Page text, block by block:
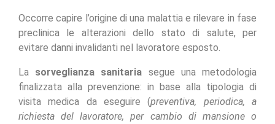
Occorre capire l’origine di una malattia e rilevare in fase
preclinica le alterazioni dello stato di salute, per
evitare danni invalidanti nel lavoratore esposto.
La sorveglianza sanitaria segue una metodologia
finalizzata alla prevenzione: in base alla tipologia di
visita medica da eseguire (preventiva, periodica, a
richiesta del lavoratore, per cambio di mansione o